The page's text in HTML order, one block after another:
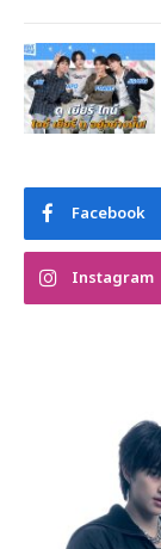
Facebook
Instagram